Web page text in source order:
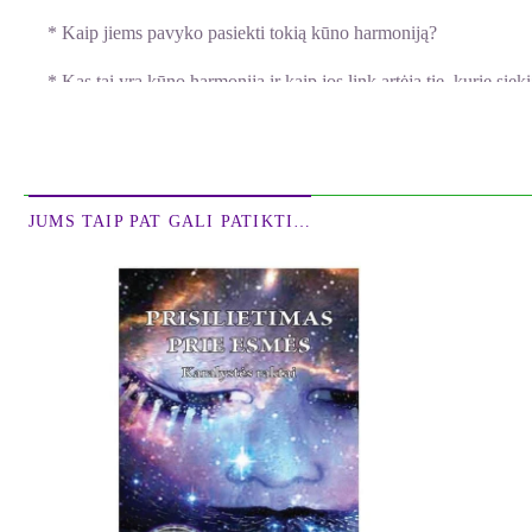
* Kaip jiems pavyko pasiekti tokią kūno harmoniją?
* Kas tai yra kūno harmonija ir kaip jos link artėja tie, kurie
* O kas, jei žmogus pasirenka palikti savo kūną ir persikelia į
* Gal geriau dvasiniam mokytojui palikti šį pasaulį susikūrus
* Ar mes turime teisę vertinti būdus, kuriais žmonės pasirenka
* Kas įkvepia žmogų ir suteikia jam gyvenimo geismą? Ar
evoliucijos vyksmo?
JUMS TAIP PAT GALI PATIKTI…